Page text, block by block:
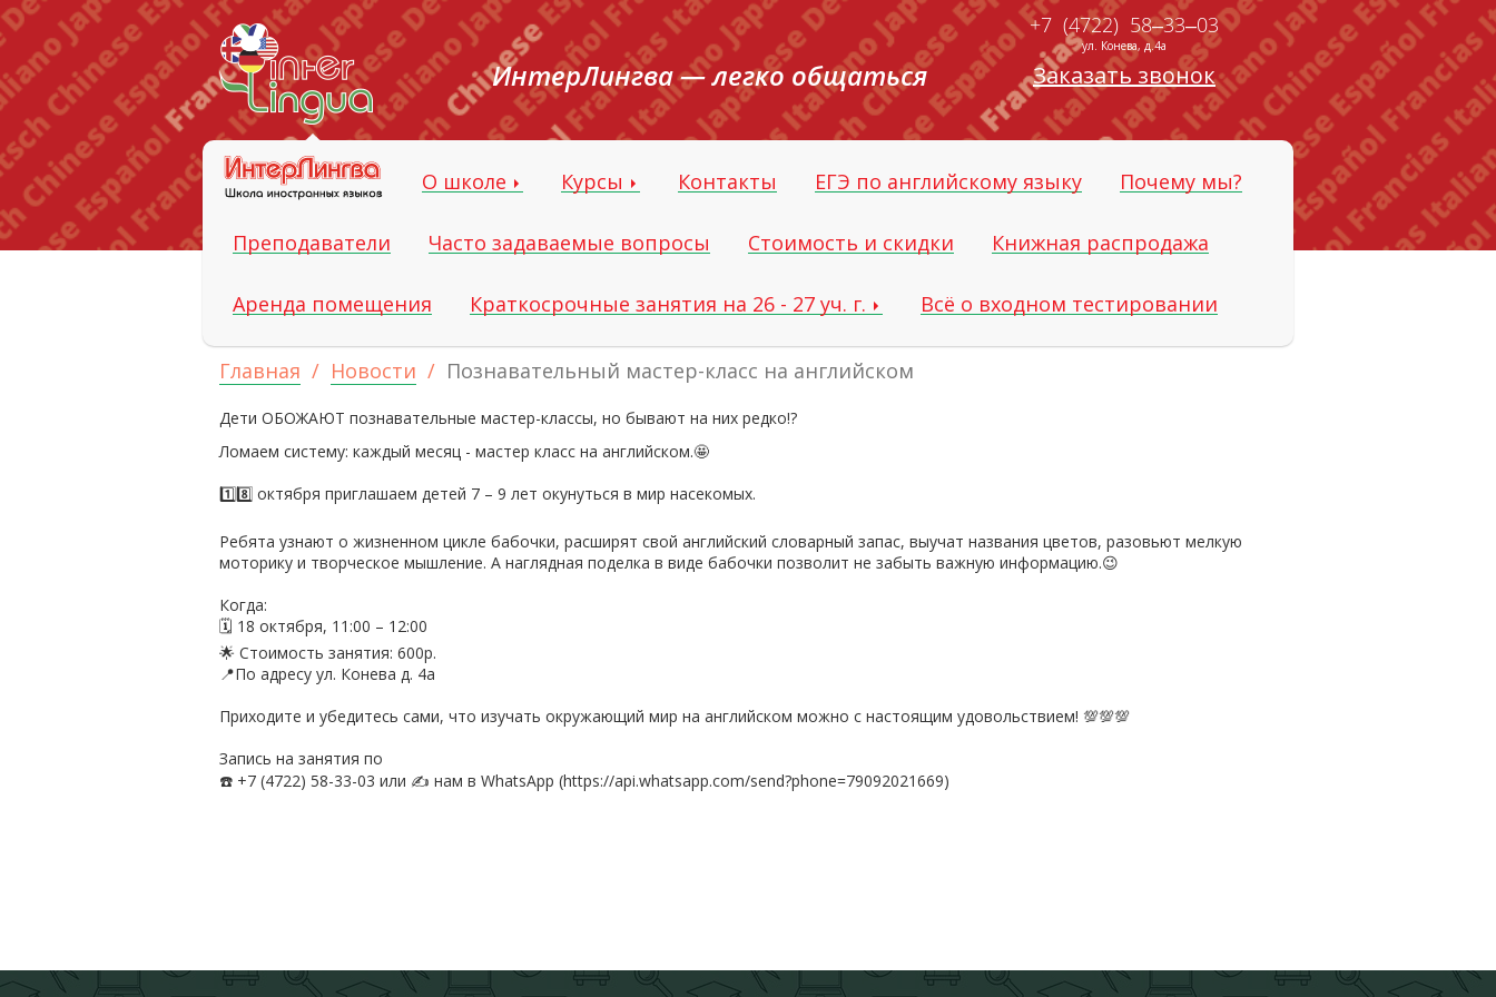
ИнтерЛингва — легко общаться
+7 (4722) 58‒33‒03
ул. Конева, д.4а
Заказать звонок
О школе Курсы Контакты ЕГЭ по английскому языку Почему мы?
Преподаватели Часто задаваемые вопросы Стоимость и скидки Книжная распродажа
Аренда помещения Краткосрочные занятия на 26 - 27 уч. г. Всё о входном тестировании
Главная Новости Познавательный мастер-класс на английском
Дети ОБОЖАЮТ познавательные мастер-классы, но бывают на них редко!?
Ломаем систему: каждый месяц - мастер класс на английском.🤩
1️⃣8️⃣ октября приглашаем детей 7 – 9 лет окунуться в мир насекомых.
Ребята узнают о жизненном цикле бабочки, расширят свой английский словарный запас, выучат названия цветов, разовьют мелкую
моторику и творческое мышление. А наглядная поделка в виде бабочки позволит не забыть важную информацию.😉
Когда:
🗓 18 октября, 11:00 – 12:00
🌟 Стоимость занятия: 600р.
📍По адресу ул. Конева д. 4а
Приходите и убедитесь сами, что изучать окружающий мир на английском можно с настоящим удовольствием! 💯💯💯
Запись на занятия по
☎️ +7 (4722) 58-33-03 или ✍️ нам в WhatsApp (https://api.whatsapp.com/send?phone=79092021669)